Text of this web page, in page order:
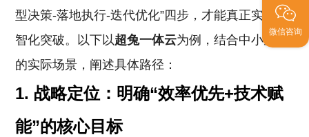
微信咨询
型决策-落地执行-迭代优化”四步，才能真正实现数
智化突破。以下以超兔一体云为例，结合中小企业
的实际场景，阐述具体路径：
1. 战略定位：明确“效率优先+技术赋
能”的核心目标